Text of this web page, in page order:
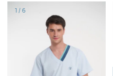
1 / 6